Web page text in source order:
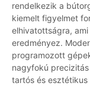
rendelkezik a
kiemelt figyelmet
elhivatottságra,
eredményez.
programozott
nagyfokú
tartós és